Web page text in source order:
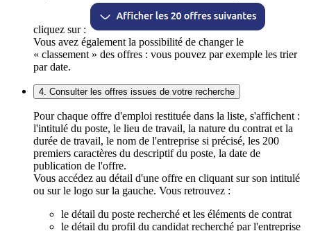
cliquez sur :
Vous avez également la possibilité de changer le
« classement » des offres : vous pouvez par exemple les trier
par date.
4. Consulter les offres issues de votre recherche
Pour chaque offre d'emploi restituée dans la liste, s'affichent :
l'intitulé du poste, le lieu de travail, la nature du contrat et la
durée de travail, le nom de l'entreprise si précisé, les 200
premiers caractères du descriptif du poste, la date de
publication de l'offre.
Vous accédez au détail d'une offre en cliquant sur son intitulé
ou sur le logo sur la gauche. Vous retrouvez :
le détail du poste recherché et les éléments de contrat
le détail du profil du candidat recherché par l'entreprise